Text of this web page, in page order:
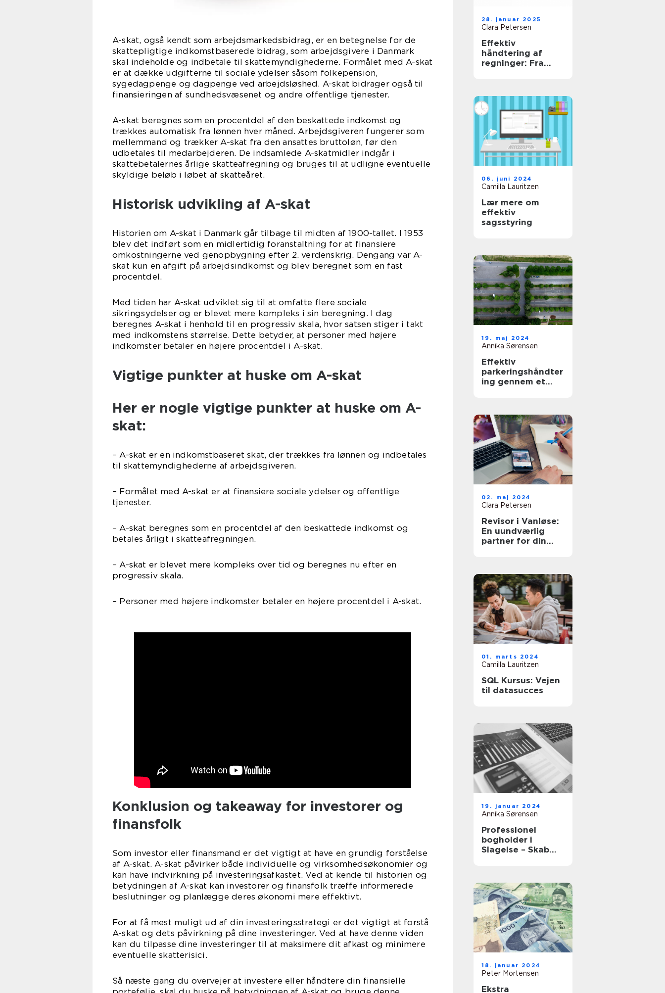
A-skat, også kendt som arbejdsmarkedsbidrag, er en betegnelse for de
skattepligtige indkomstbaserede bidrag, som arbejdsgivere i Danmark
skal indeholde og indbetale til skattemyndighederne. Formålet med A-skat
er at dække udgifterne til sociale ydelser såsom folkepension,
sygedagpenge og dagpenge ved arbejdsløshed. A-skat bidrager også til
finansieringen af sundhedsvæsenet og andre offentlige tjenester.
A-skat beregnes som en procentdel af den beskattede indkomst og
trækkes automatisk fra lønnen hver måned. Arbejdsgiveren fungerer som
mellemmand og trækker A-skat fra den ansattes bruttoløn, før den
udbetales til medarbejderen. De indsamlede A-skatmidler indgår i
skattebetalernes årlige skatteafregning og bruges til at udligne eventuelle
skyldige beløb i løbet af skatteåret.
Historisk udvikling af A-skat
Historien om A-skat i Danmark går tilbage til midten af 1900-tallet. I 1953
blev det indført som en midlertidig foranstaltning for at finansiere
omkostningerne ved genopbygning efter 2. verdenskrig. Dengang var A-
skat kun en afgift på arbejdsindkomst og blev beregnet som en fast
procentdel.
Med tiden har A-skat udviklet sig til at omfatte flere sociale
sikringsydelser og er blevet mere kompleks i sin beregning. I dag
beregnes A-skat i henhold til en progressiv skala, hvor satsen stiger i takt
med indkomstens størrelse. Dette betyder, at personer med højere
indkomster betaler en højere procentdel i A-skat.
Vigtige punkter at huske om A-skat
Her er nogle vigtige punkter at huske om A-
skat:
– A-skat er en indkomstbaseret skat, der trækkes fra lønnen og indbetales
til skattemyndighederne af arbejdsgiveren.
– Formålet med A-skat er at finansiere sociale ydelser og offentlige
tjenester.
– A-skat beregnes som en procentdel af den beskattede indkomst og
betales årligt i skatteafregningen.
– A-skat er blevet mere kompleks over tid og beregnes nu efter en
progressiv skala.
– Personer med højere indkomster betaler en højere procentdel i A-skat.
Konklusion og takeaway for investorer og
finansfolk
Som investor eller finansmand er det vigtigt at have en grundig forståelse
af A-skat. A-skat påvirker både individuelle og virksomhedsøkonomier og
kan have indvirkning på investeringsafkastet. Ved at kende til historien og
betydningen af A-skat kan investorer og finansfolk træffe informerede
beslutninger og planlægge deres økonomi mere effektivt.
For at få mest muligt ud af din investeringsstrategi er det vigtigt at forstå
A-skat og dets påvirkning på dine investeringer. Ved at have denne viden
kan du tilpasse dine investeringer til at maksimere dit afkast og minimere
eventuelle skatterisici.
Så næste gang du overvejer at investere eller håndtere din finansielle
28. januar 2025
Clara Petersen
Effektiv
håndtering af
regninger: Fra
balance
06. juni 2024
Camilla Lauritzen
Lær mere om
effektiv
sagsstyring
19. maj 2024
Annika Sørensen
Effektiv
parkeringshåndter
ing gennem et
02. maj 2024
Clara Petersen
Revisor i Vanløse:
En uundværlig
partner for din
01. marts 2024
Camilla Lauritzen
SQL Kursus: Vejen
til datasucces
19. januar 2024
Annika Sørensen
Professionel
bogholder i
Slagelse – Skab
18. januar 2024
Peter Mortensen
Ekstra